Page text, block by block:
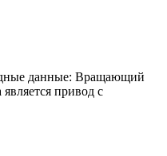
данные: Вращающий
привод с